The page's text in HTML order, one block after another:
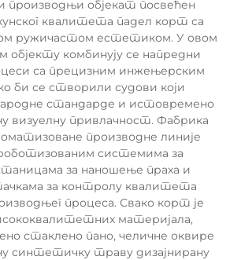
производњи објекат посвећен
квалитета падел корт са
ружичастом естетиком. У овом
објекту комбинују се напредни
са прецизним инжењерским
би се створили судови који
стандарде и истовремено
визуелну привлачност. Фабрика
производне линије
системима за
за наношење праха и
за контролу квалитета
процеса. Свако корт је
материјала,
стаклено пано, челичне оквире
синтетичку траву дизајнирану